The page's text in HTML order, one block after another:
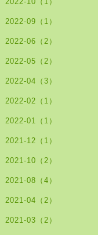
2022-09（1）
2022-06（2）
2022-05（2）
2022-04（3）
2022-02（1）
2022-01（1）
2021-12（1）
2021-10（2）
2021-08（4）
2021-04（2）
2021-03（2）